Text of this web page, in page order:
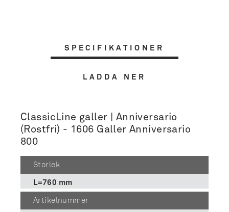
SPECIFIKATIONER
LADDA NER
ClassicLine galler | Anniversario
(Rostfri) - 1606 Galler Anniversario
800
Storlek
L=760 mm
Artikelnummer